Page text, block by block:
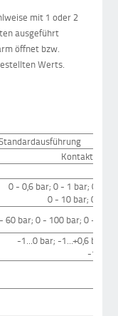
mit 1 oder 2
ausgeführt
öffnet bzw.
Werts.
Kontakt-
0 - 0,6 bar; 0 - 1 bar; 0 -
0 - 10 bar; 0 -
60 bar; 0 - 100 bar; 0 - 160
-1...0 bar; -1...+0,6 bar; -
-1...+9